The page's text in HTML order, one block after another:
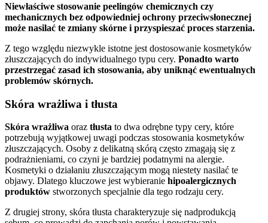
Niewłaściwe stosowanie peelingów chemicznych czy
mechanicznych bez odpowiedniej ochrony przeciwsłonecznej
może nasilać te zmiany skórne i przyspieszać proces starzenia.
Z tego względu niezwykle istotne jest dostosowanie kosmetyków
złuszczających do indywidualnego typu cery. Ponadto warto
przestrzegać zasad ich stosowania, aby uniknąć ewentualnych
problemów skórnych.
Skóra wrażliwa i tłusta
Skóra wrażliwa oraz tłusta to dwa odrębne typy cery, które
potrzebują wyjątkowej uwagi podczas stosowania kosmetyków
złuszczających. Osoby z delikatną skórą często zmagają się z
podrażnieniami, co czyni je bardziej podatnymi na alergie.
Kosmetyki o działaniu złuszczającym mogą niestety nasilać te
objawy. Dlatego kluczowe jest wybieranie hipoalergicznych
produktów stworzonych specjalnie dla tego rodzaju cery.
Z drugiej strony, skóra tłusta charakteryzuje się nadprodukcją